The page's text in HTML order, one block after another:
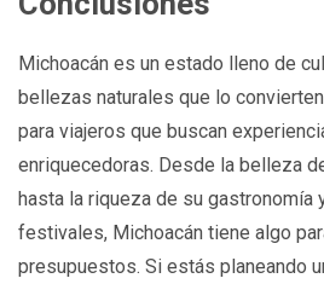
Michoacán es un estado lleno de
bellezas naturales que lo
para viajeros que buscan
enriquecedoras. Desde la belleza
hasta la riqueza de su gastronomía
festivales, Michoacán tiene algo
presupuestos. Si estás planeando